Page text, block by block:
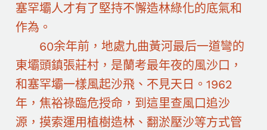
塞罕壩人才有了堅持不懈造林綠化的底氣和
作為。
60余年前，地處九曲黃河最后一道彎的
東壩頭鎮張莊村，是蘭考最年夜的風沙口，
和塞罕壩一樣風起沙飛、不見天日。1962
年，焦裕祿臨危授命，到這里查風口追沙
源，摸索運用植樹造林、翻淤壓沙等方式管